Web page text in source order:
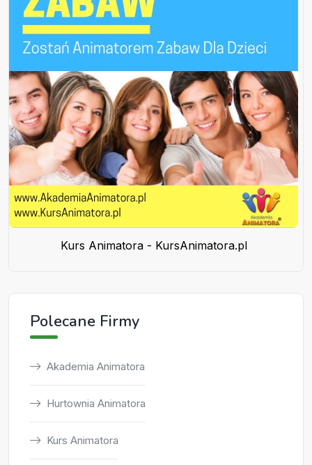
Kurs Animatora - KursAnimatora.pl
Polecane Firmy
Akademia Animatora
Hurtownia Animatora
Kurs Animatora